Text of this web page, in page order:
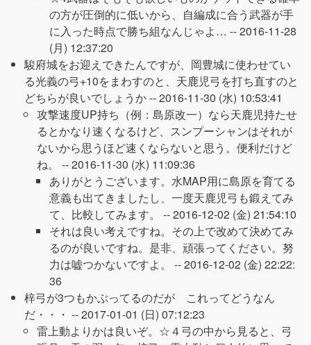
の方が圧倒的に低いから、自編成に合う武器が手
に入った時点で勝ち組なんじゃよ… --2016-11-28
(月) 12:37:20
駿府城をお迎えできたんですが、岡豊城に使わせてい
る光義の弓+10をまわすのと、天鹿児弓を打ち直すのと
どちらが良いでしょうか --2016-11-30 (水) 10:53:41
攻撃速度UP持ち（例：島原改一）なら天鹿児持たせ
るとかなり速くなるけど、スンプーシャンはそれが
ないから思うほど速くならないと思う。便利だけど
ね。 --2016-11-30 (水) 11:09:36
ありがとうございます。水MAP用に島原を育てる
意義も出てきましたし、一度天鹿児弓も鍛えてみ
て、比較してみます。 --2016-12-02 (金) 21:54:10
それは良い考えですね。その上で改めて決めてみ
るのが良いですね。是非、頑張ってください。努
力は嘘つかないですよ。 --2016-12-02 (金) 22:22:
36
梓弓が3つもかぶってるのだが これってどうなん
だ・・・ --2017-01-01 (日) 07:12:23
雷上動よりかは良いぞ。☆４弓の中から見ると、弓